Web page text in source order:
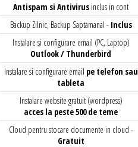
Antispam si Antivirus inclus in cont
Backup Zilnic, Backup Saptamanal -Inclus
Instalare si configurare email (PC, Laptop)
Outlook / Thunderbird
Instalare si configurare email pe telefon sau
tableta
Instalare website gratuit (wordpress)
acces la peste 500 de teme
Cloud pentru stocare documente in cloud -
Gratuit